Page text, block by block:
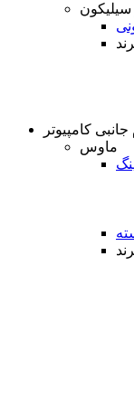
جانبی کامپیوتر
ماوس